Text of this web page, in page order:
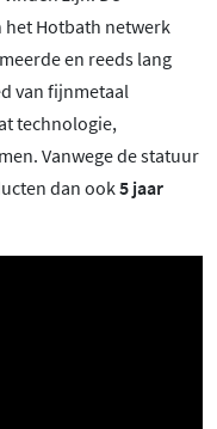
het Hotbath netwerk
en reeds lang
van fijnmetaal
technologie,
Vanwege de statuur
dan ook5 jaar